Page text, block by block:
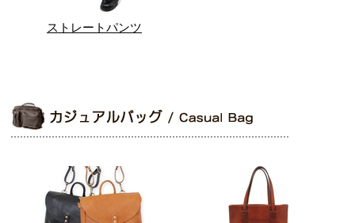
ストレートパンツ